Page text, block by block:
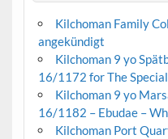
Kilchoman Family
angekündigt
Kilchoman 9 yo
16/1172 for The
Kilchoman 9 yo
16/1182 – Ebudae –
Kilchoman Port